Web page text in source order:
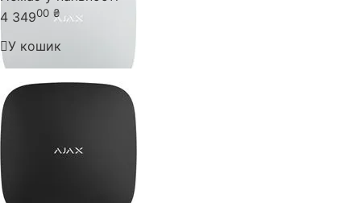
4 34900 ₴
У кошик